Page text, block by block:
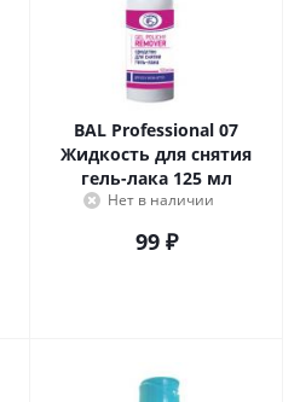
BAL Professional 07
Жидкость для снятия
гель-лака 125 мл
Нет в наличии
99₽